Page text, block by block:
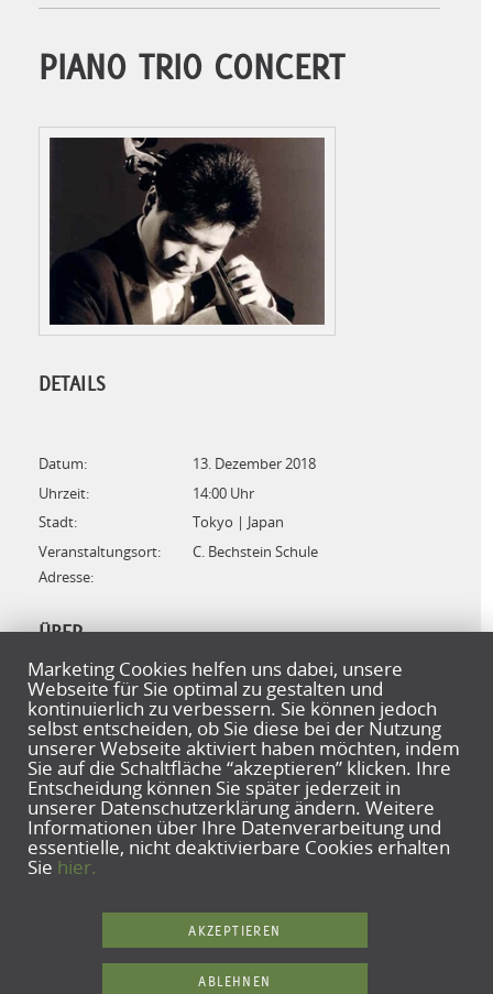
Marketing Cookies helfen uns dabei, unsere
Webseite für Sie optimal zu gestalten und
kontinuierlich zu verbessern. Sie können jedoch
selbst entscheiden, ob Sie diese bei der Nutzung
unserer Webseite aktiviert haben möchten, indem
Sie auf die Schaltfläche “akzeptieren” klicken. Ihre
Entscheidung können Sie später jederzeit in
unserer Datenschutzerklärung ändern. Weitere
Informationen über Ihre Datenverarbeitung und
essentielle, nicht deaktivierbare Cookies erhalten
Sie hier.
AKZEPTIEREN
ABLEHNEN
PIANO TRIO CONCERT
DETAILS
Datum:
13. Dezember 2018
Uhrzeit:
14:00 Uhr
Stadt:
Tokyo | Japan
Veranstaltungsort:
C. Bechstein Schule
Adresse:
ÜBER
program
Claude Debussy, Sonata for Cello and Piano
Franz Schubert, Piano Trio No.2 E flat Major
ZURÜCK ZUR ÜBERSICHT